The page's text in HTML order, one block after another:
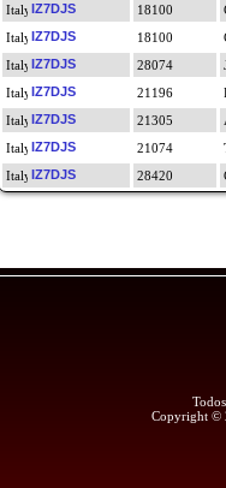
IZ7DJS
18100
IZ7DJS
18100
IZ7DJS
28074
IZ7DJS
21196
IZ7DJS
21305
IZ7DJS
21074
IZ7DJS
28420
Copyright ©